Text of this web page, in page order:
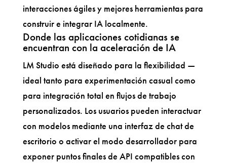
interacciones ágiles y mejores herramientas para
construir e integrar IA localmente.
Donde las aplicaciones cotidianas se
encuentran con la aceleración de IA
LM Studio está diseñado para la flexibilidad —
ideal tanto para experimentación casual como
para integración total en flujos de trabajo
personalizados. Los usuarios pueden interactuar
con modelos mediante una interfaz de chat de
escritorio o activar el modo desarrollador para
exponer puntos finales de API compatibles con